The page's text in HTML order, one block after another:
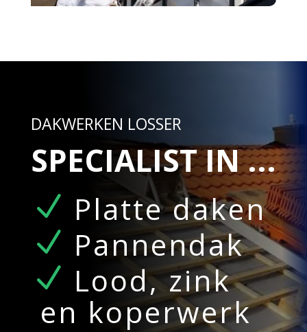
DAKWERKEN LOSSER
SPECIALIST IN ...
Platte daken
Pannendak
Lood, zink
en koperwerk